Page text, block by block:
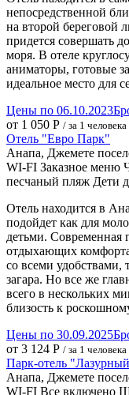
непосредственной
на второй береговой
придется совершать
моря. В отеле
аниматоры, готовые
идеальное место для
Цены по 06.10.2023
от 1 050 Р / за 1
Отель "Евро Парк"
Анапа, Джемете
WI-FI Заказное меню
песчаный пляж Дети
Отель находится в
подойдет как для
детьми. Современная
отдыхающих
со всеми удобствами,
загара. Но все же
всего в нескольких
близость к
Цены по 30.09.2025
от 3 124 Р / за 1
Парк-отель
Анапа, Джемете
WI-FI Все включено